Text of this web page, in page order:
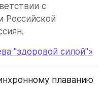
с
Российской
"здоровой силой"»
плаванию